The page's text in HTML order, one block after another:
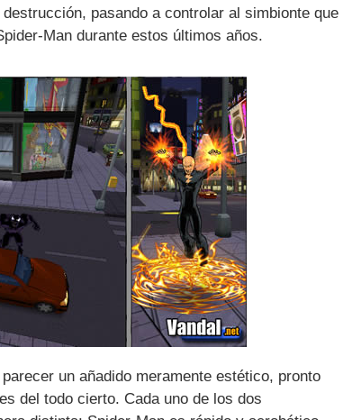
pasando a controlar al simbionte que
Man durante estos últimos años.
un añadido meramente estético, pronto
del todo cierto. Cada uno de los dos